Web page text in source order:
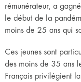
rémunérateur, a
le début de la
moins de 25 ans qui
Ces jeunes sont
des moins de 35 ans
Français privilégient